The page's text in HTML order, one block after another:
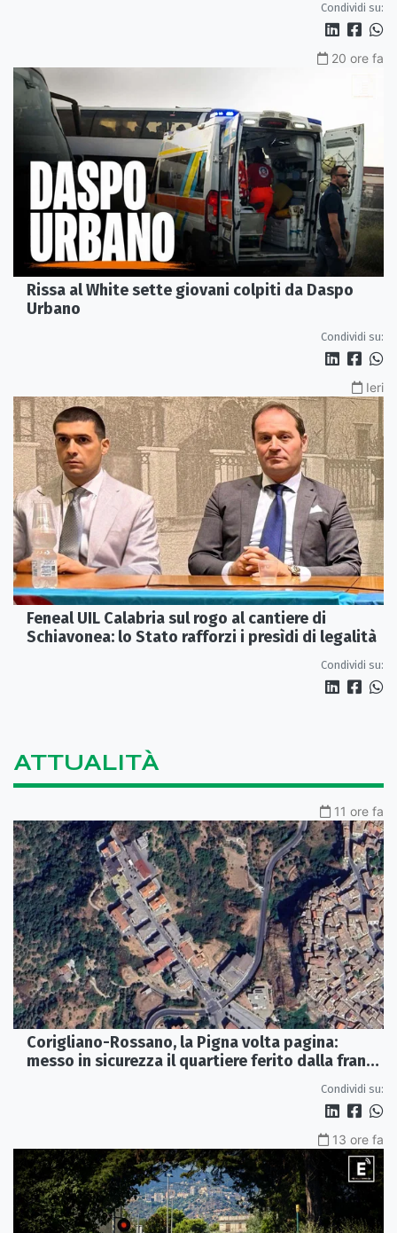
Condividi su:
20 ore fa
Rissa al White sette giovani colpiti da Daspo
Urbano
Condividi su:
Ieri
Feneal UIL Calabria sul rogo al cantiere di
Schiavonea: lo Stato rafforzi i presìdi di legalità
Condividi su:
ATTUALITÀ
11 ore fa
Corigliano-Rossano, la Pigna volta pagina:
messo in sicurezza il quartiere ferito dalla frana
Condividi su:
13 ore fa